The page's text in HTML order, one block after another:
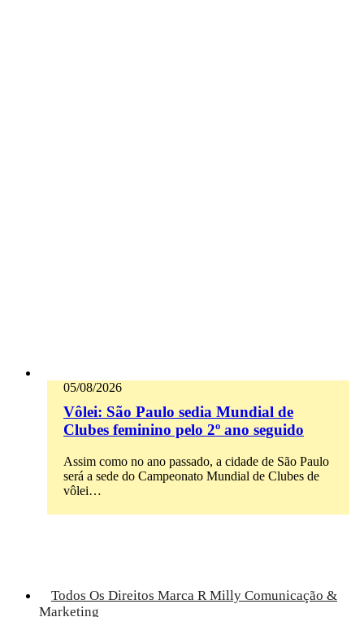
05/08/2026
Vôlei: São Paulo sedia Mundial de
Clubes feminino pelo 2º ano seguido
Assim como no ano passado, a cidade de São Paulo
será a sede do Campeonato Mundial de Clubes de
vôlei…
Todos Os Direitos Marca R Milly Comunicação &
Marketing